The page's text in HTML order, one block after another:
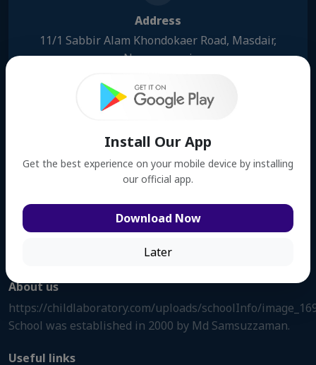
Address
11/1 Sabbir Alam Khondokaer Road, Masdair,
Narayanganj
01552367892, 01727260221
childlab2k@gmail.com
About us
https://childlaboratory.com/uploads/schoolInfo/
School was established in 2000 by Md Samsuzzaman.
Useful links
Install Our App
Get the best experience on your mobile device by installing
our official app.
Download Now
Later